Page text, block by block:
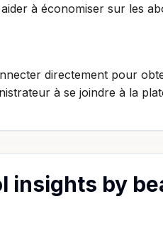
à économiser sur les
directement pour
à se joindre à la
insights by